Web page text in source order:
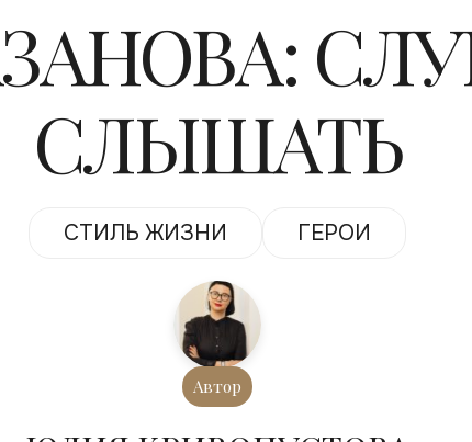
СЛЫШАТЬ
СТИЛЬ ЖИЗНИ ГЕРОИ
Автор